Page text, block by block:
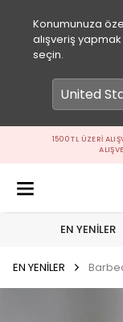
Konumunuza
alışveriş
seçin.
1500 TL ÜZERI
EN YENİLER
EN YENİLER